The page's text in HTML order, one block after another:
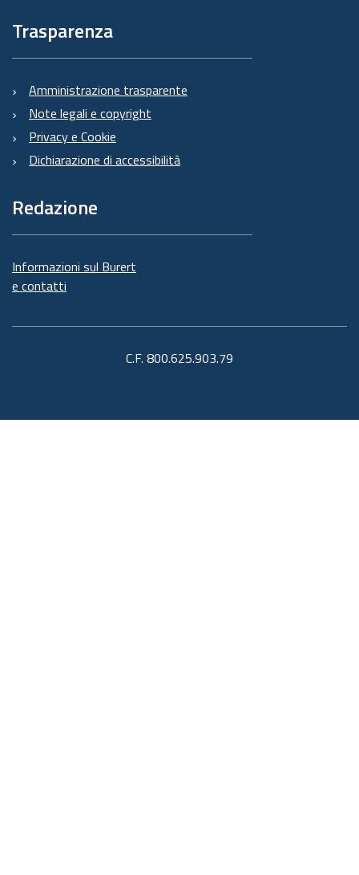
Trasparenza
Amministrazione trasparente
Note legali e copyright
Privacy e Cookie
Dichiarazione di accessibilità
Redazione
Informazioni sul Burert
e contatti
C.F. 800.625.903.79